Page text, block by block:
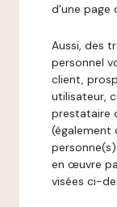
d'une page
Aussi, des
personnel
client,
utilisateur,
prestataire
(également
en œuvre
visées ci-